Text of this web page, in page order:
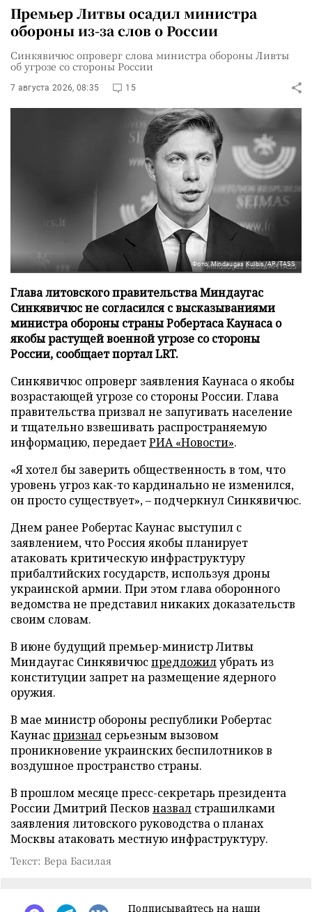
Премьер Литвы осадил министра
обороны из-за слов о России
Синкявичюс опроверг слова министра обороны Ливты
об угрозе со стороны России
7 августа 2026, 08:35 15
Фото: Mindaugas Kulbis/AP/TASS
Глава литовского правительства Миндаугас
Синкявичюс не согласился с высказываниями
министра обороны страны Робертаса Каунаса о
якобы растущей военной угрозе со стороны
России, сообщает портал LRT.
Синкявичюс опроверг заявления Каунаса о якобы
возрастающей угрозе со стороны России. Глава
правительства призвал не запугивать население
и тщательно взвешивать распространяемую
информацию, передаетРИА «Новости».
«Я хотел бы заверить общественность в том, что
уровень угроз как-то кардинально не изменился,
он просто существует», – подчеркнул Синкявичюс.
Днем ранее Робертас Каунас выступил с
заявлением, что Россия якобы планирует
атаковать критическую инфраструктуру
прибалтийских государств, используя дроны
украинской армии. При этом глава оборонного
ведомства не представил никаких доказательств
своим словам.
В июне будущий премьер-министр Литвы
Миндаугас Синкявичюспредложилубрать из
конституции запрет на размещение ядерного
оружия.
В мае министр обороны республики Робертас
Каунаспризнал серьезным вызовом
проникновение украинских беспилотников в
воздушное пространство страны.
В прошлом месяце пресс-секретарь президента
России Дмитрий Песков назвал страшилками
заявления литовского руководства о планах
Москвы атаковать местную инфраструктуру.
Текст: Вера Басилая
Подписывайтесь на наши